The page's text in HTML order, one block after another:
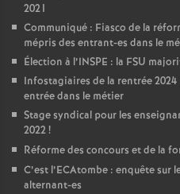
2021
Communiqué : Fiasco de la
mépris des entrant-es dans le
Élection à l’INSPE : la FSU
Infostagiaires de la rentrée
entrée dans le métier
Stage syndical pour les
2022!
Réforme des concours et de la
C’est l’ECAtombe : enquête
alternant-es